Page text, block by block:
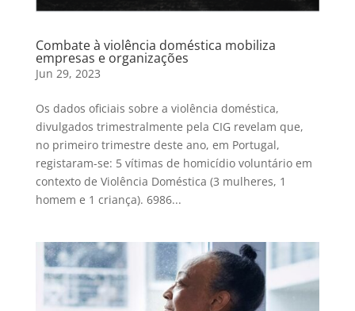
Combate à violência doméstica mobiliza
empresas e organizações
Jun 29, 2023
Os dados oficiais sobre a violência doméstica,
divulgados trimestralmente pela CIG revelam que,
no primeiro trimestre deste ano, em Portugal,
registaram-se: 5 vítimas de homicídio voluntário em
contexto de Violência Doméstica (3 mulheres, 1
homem e 1 criança). 6986...